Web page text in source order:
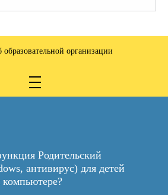
образовательной организации
Родительский
антивирус) для детей